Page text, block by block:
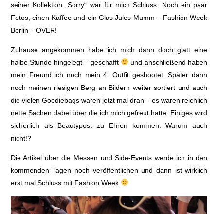
seiner Kollektion „Sorry“ war für mich Schluss. Noch ein paar
Fotos, einen Kaffee und ein Glas Jules Mumm – Fashion Week
Berlin – OVER!
Zuhause angekommen habe ich mich dann doch glatt eine
halbe Stunde hingelegt – geschafft
und anschließend haben
mein Freund ich noch mein 4. Outfit geshootet. Später dann
noch meinen riesigen Berg an Bildern weiter sortiert und auch
die vielen Goodiebags waren jetzt mal dran – es waren reichlich
nette Sachen dabei über die ich mich gefreut hatte. Einiges wird
sicherlich als Beautypost zu Ehren kommen. Warum auch
nicht!?
Die Artikel über die Messen und Side-Events werde ich in den
kommenden Tagen noch veröffentlichen und dann ist wirklich
erst mal Schluss mit Fashion Week